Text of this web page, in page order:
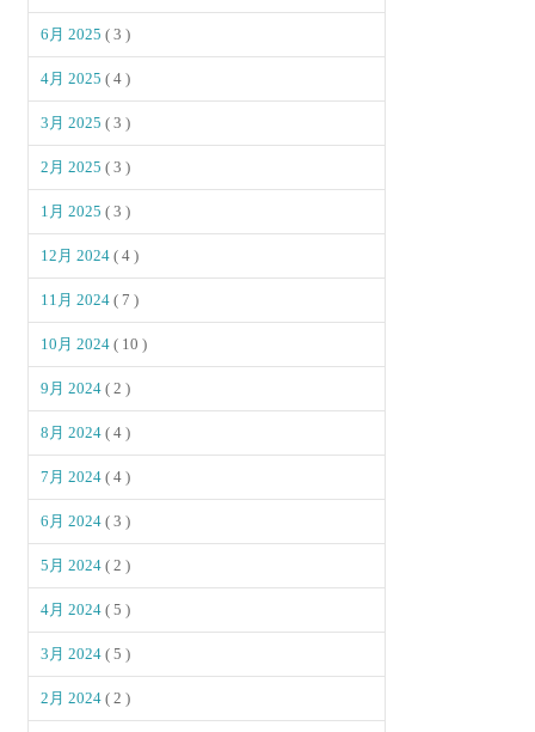
6月 2025( 3 )
4月 2025( 4 )
3月 2025( 3 )
2月 2025( 3 )
1月 2025( 3 )
12月 2024( 4 )
11月 2024( 7 )
10月 2024( 10 )
9月 2024( 2 )
8月 2024( 4 )
7月 2024( 4 )
6月 2024( 3 )
5月 2024( 2 )
4月 2024( 5 )
3月 2024( 5 )
2月 2024( 2 )